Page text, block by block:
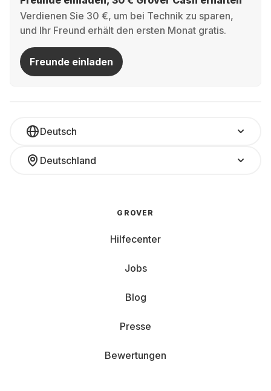
Verdienen Sie 30 €, um bei Technik zu sparen,
und Ihr Freund erhält den ersten Monat gratis.
Freunde einladen
Deutsch
Deutschland
GROVER
Hilfecenter
Jobs
Blog
Presse
Bewertungen